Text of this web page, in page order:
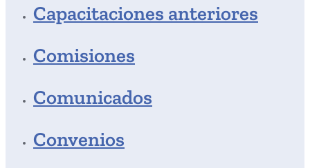
Capacitaciones anteriores
Comisiones
Comunicados
Convenios